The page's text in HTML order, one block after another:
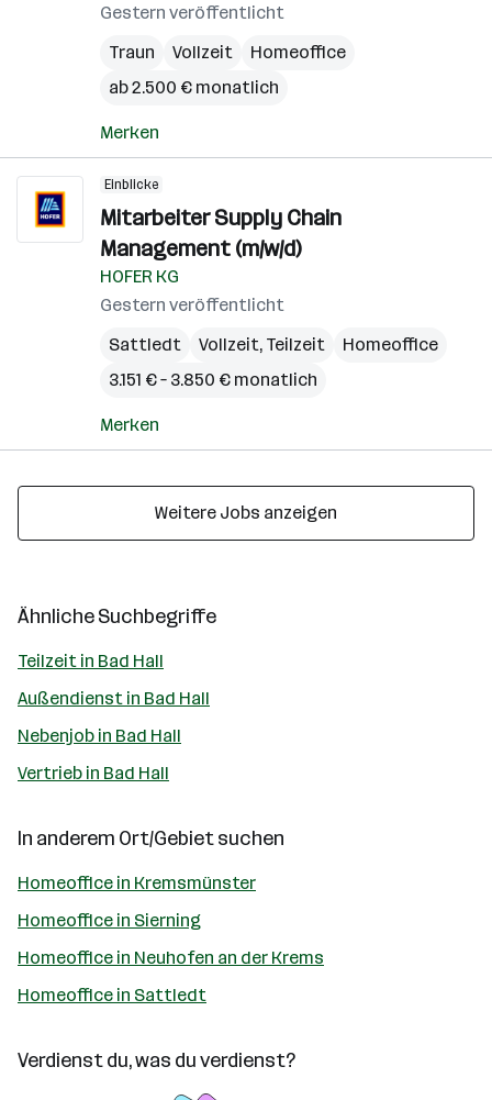
Gestern veröffentlicht
Traun
Vollzeit
Homeoffice
ab 2.500 € monatlich
Merken
Einblicke
Mitarbeiter Supply Chain
Management (m/w/d)
HOFER KG
Gestern veröffentlicht
Sattledt
Vollzeit, Teilzeit
Homeoffice
3.151 € – 3.850 € monatlich
Merken
Weitere Jobs anzeigen
Ähnliche Suchbegriffe
Teilzeit in Bad Hall
Außendienst in Bad Hall
Nebenjob in Bad Hall
Vertrieb in Bad Hall
In anderem Ort/Gebiet suchen
Homeoffice in Kremsmünster
Homeoffice in Sierning
Homeoffice in Neuhofen an der Krems
Homeoffice in Sattledt
Verdienst du, was du verdienst?